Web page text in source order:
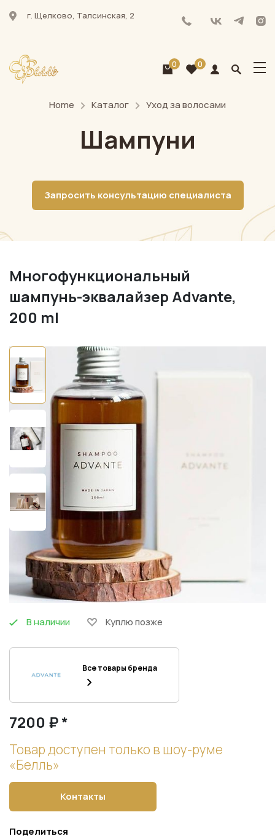
г. Щелково, Талсинская, 2
0 0
Home Каталог Уход за волосами
Шампуни
Запросить консультацию специалиста
Многофункциональный
шампунь-эквалайзер Advante,
200 ml
В наличии Куплю позже
Все товары бренда
7200 ₽ *
Товар доступен только в шоу-руме
«Белль»
Контакты
Поделиться